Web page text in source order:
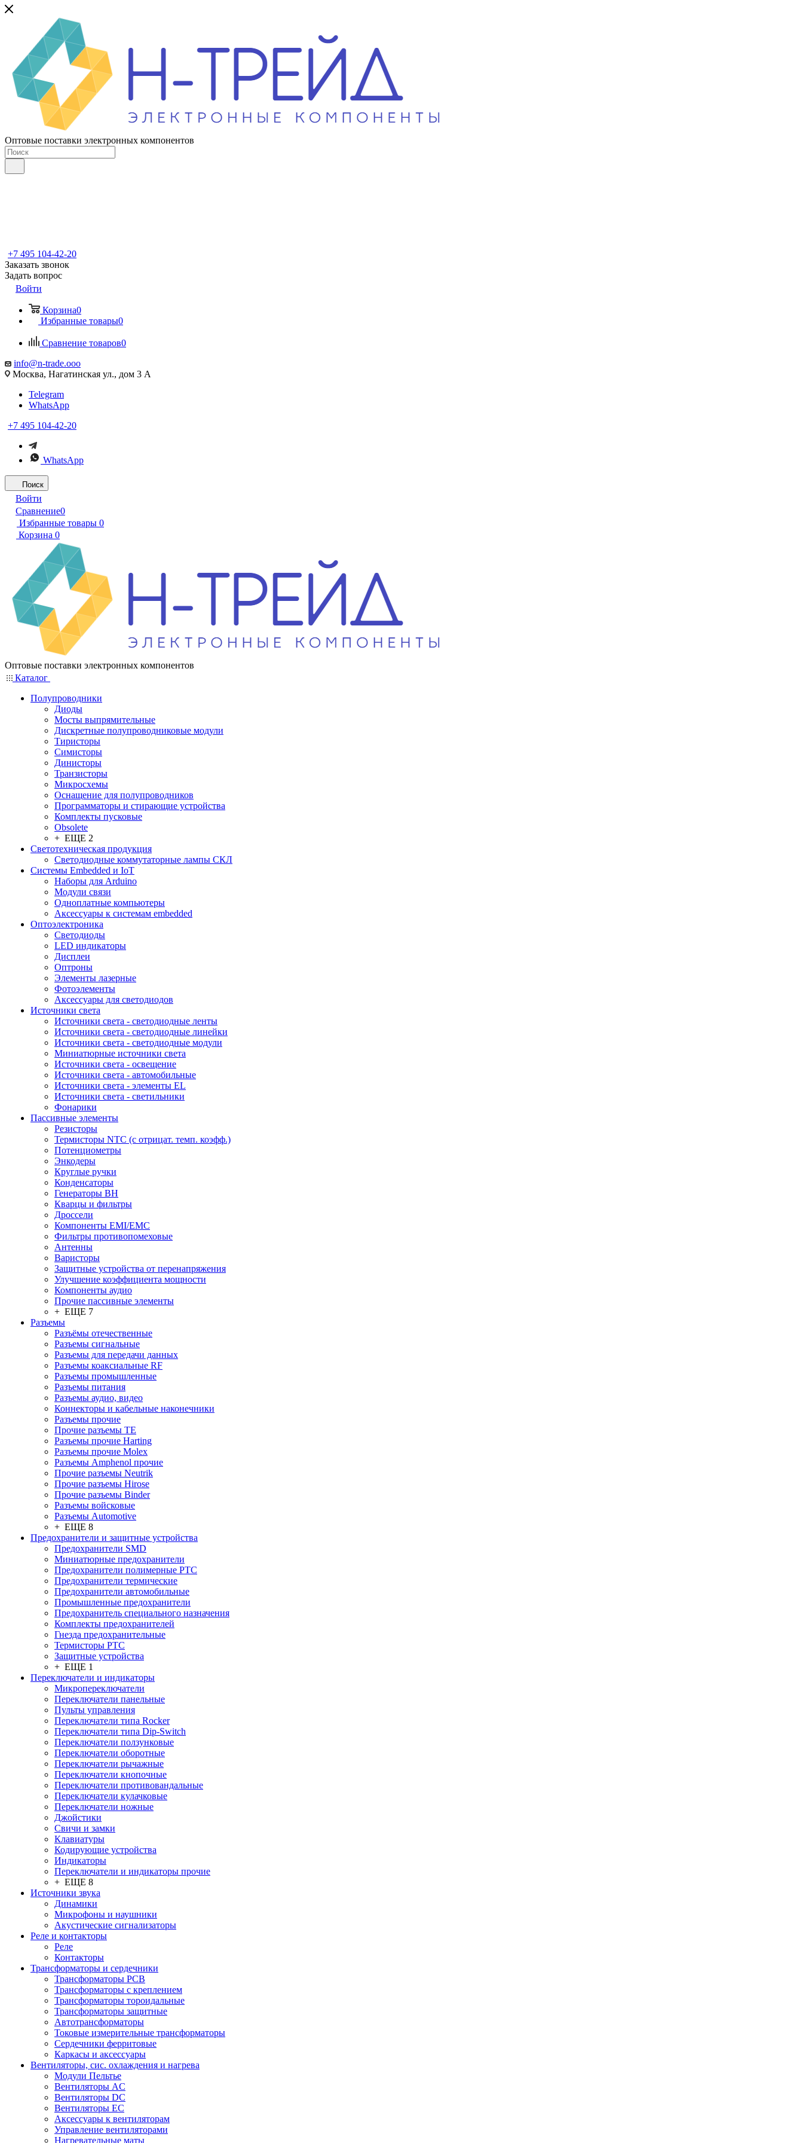
Оптовые поставки электронных компонентов
+7 495 104-42-20
Заказать звонок
Задать вопрос
Войти
Корзина0
Избранные товары0
Сравнение товаров0
info@n-trade.ooo
Москва, Нагатинская ул., дом 3 А
Telegram
WhatsApp
+7 495 104-42-20
WhatsApp
Поиск
Войти
Сравнение0
Избранные товары 0
Корзина 0
Оптовые поставки электронных компонентов
Каталог
Полупроводники
Диоды
Мосты выпрямительные
Дискретные полупроводниковые модули
Тиристоры
Симисторы
Динисторы
Транзисторы
Микросхемы
Оснащение для полупроводников
Программаторы и стирающие устройства
Комплекты пусковые
Obsolete
+ ЕЩЕ 2
Светотехническая продукция
Светодиодные коммутаторные лампы СКЛ
Системы Embedded и IoT
Наборы для Arduino
Модули связи
Одноплатные компьютеры
Аксессуары к системам embedded
Oптоэлектроника
Светодиоды
LED индикаторы
Дисплеи
Оптроны
Элементы лазерные
Фотоэлементы
Аксессуары для светодиодов
Источники света
Источники света - светодиодные ленты
Источники света - светодиодные линейки
Источники света - светодиодные модули
Миниатюрные источники света
Источники света - освещение
Источники света - автомобильные
Источники света - элементы EL
Источники света - светильники
Фонарики
Пассивные элементы
Резисторы
Термисторы NTC (с отрицат. темп. коэфф.)
Потенциометры
Энкодеры
Круглые ручки
Конденсаторы
Генераторы ВН
Кварцы и фильтры
Дроссели
Компоненты EMI/EMC
Фильтры противопомеховые
Антенны
Варисторы
Защитные устройства от перенапряжения
Улучшение коэффициента мощности
Компоненты аудио
Прочие пассивные элементы
+ ЕЩЕ 7
Разъeмы
Разъёмы отечественные
Разъeмы сигнальные
Разъeмы для передачи данных
Разъeмы коаксиальные RF
Разъeмы промышленные
Разъeмы питания
Разъeмы аудио, видео
Коннекторы и кабельные наконечники
Разъeмы прочие
Прочие разъемы TE
Разъемы прочие Harting
Разъемы прочие Molex
Разъемы Amphenol прочие
Прочие разъемы Neutrik
Прочие разъемы Hirose
Прочие разъемы Binder
Разъемы войсковые
Разъeмы Automotive
+ ЕЩЕ 8
Предохранители и защитные устройства
Предохранители SMD
Миниатюрные предохранители
Предохранители полимерные PTC
Предохранители термические
Предохранители автомобильные
Промышленные предохранители
Предохранитель специального назначения
Комплекты предохранителей
Гнезда предохранительные
Термисторы PTC
Защитные устройства
+ ЕЩЕ 1
Переключатели и индикаторы
Микропереключатели
Переключатели панельные
Пульты управления
Переключатели типа Rocker
Переключатели типа Dip-Switch
Переключатели ползунковые
Переключатели оборотные
Переключатели рычажные
Переключатели кнопочные
Переключатели противовандальные
Переключатели кулачковые
Переключатели ножные
Джойстики
Свичи и замки
Клавиатуры
Кодирующие устройства
Индикаторы
Переключатели и индикаторы прочие
+ ЕЩЕ 8
Источники звука
Динамики
Микрофоны и наушники
Акустические сигнализаторы
Реле и контакторы
Реле
Контакторы
Трансформаторы и сердечники
Трансформаторы PCB
Трансформаторы с креплением
Трансформаторы тороидальные
Трансформаторы защитные
Автотрансформаторы
Токовые измерительные трансформаторы
Сердечники ферритовые
Каркасы и аксессуары
Вентиляторы, сис. охлаждения и нагрева
Модули Пельтье
Вентиляторы AC
Вентиляторы DC
Вентиляторы EC
Аксессуары к вентиляторам
Управление вентиляторами
Нагревательные маты